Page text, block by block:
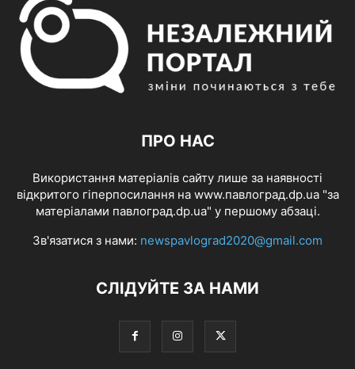
ПРО НАС
Використання матеріалів сайту лише за наявності
відкритого гіперпосилання на www.павлоград.dp.ua "за
матеріалами павлоград.dp.ua" у першому абзаці.
Зв'язатися з нами: newspavlograd2020@gmail.com
СЛІДУЙТЕ ЗА НАМИ